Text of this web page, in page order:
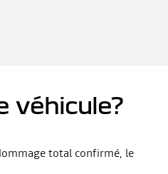
véhicule?
total confirmé, le